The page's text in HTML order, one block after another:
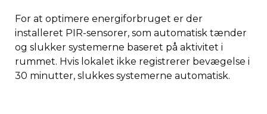
For at optimere energiforbruget er der
installeret PIR-sensorer, som automatisk tænder
og slukker systemerne baseret på aktivitet i
rummet. Hvis lokalet ikke registrerer bevægelse i
30 minutter, slukkes systemerne automatisk.